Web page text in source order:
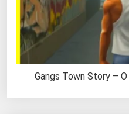
Gangs Town Story –